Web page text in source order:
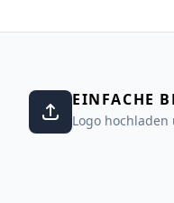
EINFACHE
Logo